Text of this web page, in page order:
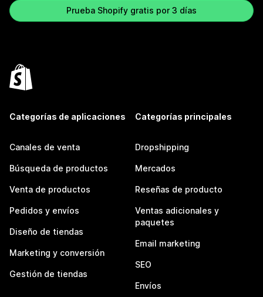
Prueba Shopify gratis por 3 días
Categorías de aplicaciones
Canales de venta
Búsqueda de productos
Venta de productos
Pedidos y envíos
Diseño de tiendas
Marketing y conversión
Gestión de tiendas
Categorías principales
Dropshipping
Mercados
Reseñas de producto
Ventas adicionales y
paquetes
Email marketing
SEO
Envíos